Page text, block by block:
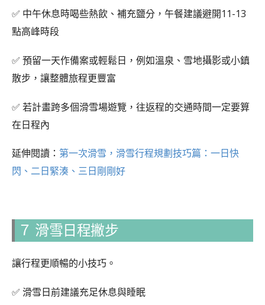
✅ 中午休息時喝些熱飲、補充鹽分，午餐建議避開11-13
點高峰時段
✅ 預留一天作備案或輕鬆日，例如溫泉、雪地攝影或小鎮
散步，讓整體旅程更豐富
✅ 若計畫跨多個滑雪場遊覽，往返程的交通時間一定要算
在日程內
延伸閱讀： 第一次滑雪，滑雪行程規劃技巧篇：一日快
閃、二日緊湊、三日剛剛好
７ 滑雪日程撇步
讓行程更順暢的小技巧。
✅ 滑雪日前建議充足休息與睡眠